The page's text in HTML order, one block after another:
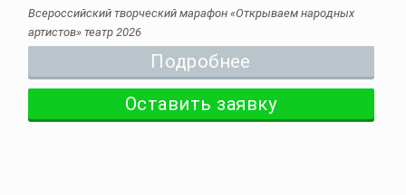
Всероссийский творческий марафон «Открываем народных
артистов» театр 2026
Подробнее
Оставить заявку